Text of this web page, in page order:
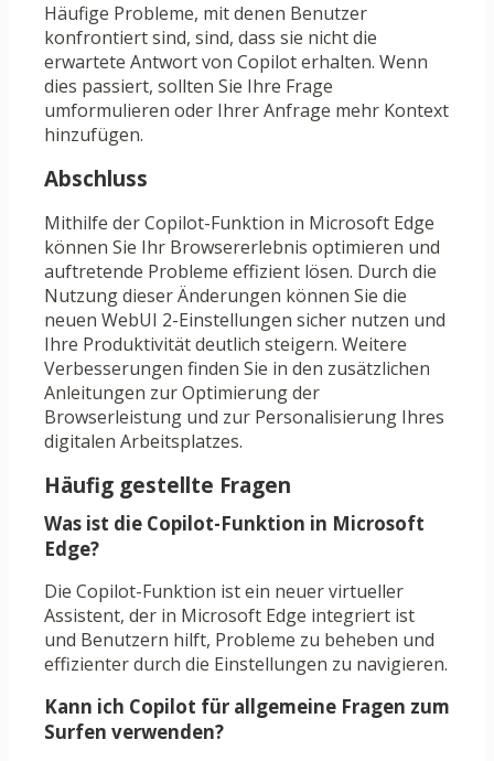
Häufige Probleme, mit denen Benutzer
konfrontiert sind, sind, dass sie nicht die
erwartete Antwort von Copilot erhalten. Wenn
dies passiert, sollten Sie Ihre Frage
umformulieren oder Ihrer Anfrage mehr Kontext
hinzufügen.
Abschluss
Mithilfe der Copilot-Funktion in Microsoft Edge
können Sie Ihr Browsererlebnis optimieren und
auftretende Probleme effizient lösen. Durch die
Nutzung dieser Änderungen können Sie die
neuen WebUI 2-Einstellungen sicher nutzen und
Ihre Produktivität deutlich steigern. Weitere
Verbesserungen finden Sie in den zusätzlichen
Anleitungen zur Optimierung der
Browserleistung und zur Personalisierung Ihres
digitalen Arbeitsplatzes.
Häufig gestellte Fragen
Was ist die Copilot-Funktion in Microsoft
Edge?
Die Copilot-Funktion ist ein neuer virtueller
Assistent, der in Microsoft Edge integriert ist
und Benutzern hilft, Probleme zu beheben und
effizienter durch die Einstellungen zu navigieren.
Kann ich Copilot für allgemeine Fragen zum
Surfen verwenden?